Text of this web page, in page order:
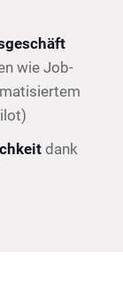
wie Job-
dank